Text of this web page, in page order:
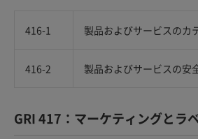
416-1 製品およびサービスのカ
416-2 製品およびサービスの安
GRI 417：マーケティングとラ